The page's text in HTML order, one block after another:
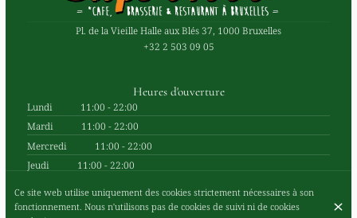
Pl. de la Vieille Halle aux Blés 37, 1000 Bruxelles
+32 2 503 09 05
Heures d'ouverture
Lundi
11:00 - 22:00
Mardi
11:00 - 22:00
Mercredi
11:00 - 22:00
Jeudi
11:00 - 22:00
Samedi
11:00 - 22:00
Ce site web utilise uniquement des cookies strictement nécessaires à son
fonctionnement. Nous n'utilisons pas de cookies de suivi ni de cookies